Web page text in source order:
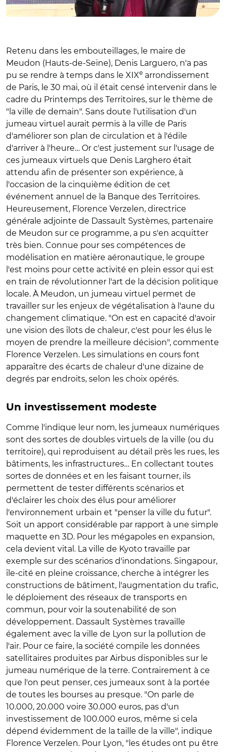
Retenu dans les embouteillages, le maire de
Meudon (Hauts-de-Seine), Denis Larguero, n'a pas
pu se rendre à temps dans le XIXe arrondissement
de Paris, le 30 mai, où il était censé intervenir dans le
cadre du Printemps des Territoires, sur le thème de
"la ville de demain". Sans doute l'utilisation d'un
jumeau virtuel aurait permis à la ville de Paris
d'améliorer son plan de circulation et à l'édile
d'arriver à l'heure… Or c'est justement sur l'usage de
ces jumeaux virtuels que Denis Larghero était
attendu afin de présenter son expérience, à
l'occasion de la cinquième édition de cet
événement annuel de la Banque des Territoires.
Heureusement, Florence Verzelen, directrice
générale adjointe de Dassault Systèmes, partenaire
de Meudon sur ce programme, a pu s'en acquitter
très bien. Connue pour ses compétences de
modélisation en matière aéronautique, le groupe
l'est moins pour cette activité en plein essor qui est
en train de révolutionner l'art de la décision politique
locale. À Meudon, un jumeau virtuel permet de
travailler sur les enjeux de végétalisation à l'aune du
changement climatique. "On est en capacité d'avoir
une vision des îlots de chaleur, c'est pour les élus le
moyen de prendre la meilleure décision", commente
Florence Verzelen. Les simulations en cours font
apparaître des écarts de chaleur d'une dizaine de
degrés par endroits, selon les choix opérés.
Un investissement modeste
Comme l'indique leur nom, les jumeaux numériques
sont des sortes de doubles virtuels de la ville (ou du
territoire), qui reproduisent au détail près les rues, les
bâtiments, les infrastructures… En collectant toutes
sortes de données et en les faisant tourner, ils
permettent de tester différents scénarios et
d'éclairer les choix des élus pour améliorer
l'environnement urbain et "penser la ville du futur".
Soit un apport considérable par rapport à une simple
maquette en 3D. Pour les mégapoles en expansion,
cela devient vital. La ville de Kyoto travaille par
exemple sur des scénarios d'inondations. Singapour,
île-cité en pleine croissance, cherche à intégrer les
constructions de bâtiment, l'augmentation du trafic,
le déploiement des réseaux de transports en
commun, pour voir la soutenabilité de son
développement. Dassault Systèmes travaille
également avec la ville de Lyon sur la pollution de
l'air. Pour ce faire, la société compile les données
satellitaires produites par Airbus disponibles sur le
jumeau numérique de la terre. Contrairement à ce
que l'on peut penser, ces jumeaux sont à la portée
de toutes les bourses au presque. "On parle de
10.000, 20.000 voire 30.000 euros, pas d'un
investissement de 100.000 euros, même si cela
dépend évidemment de la taille de la ville", indique
Florence Verzelen. Pour Lyon, "les études ont pu être